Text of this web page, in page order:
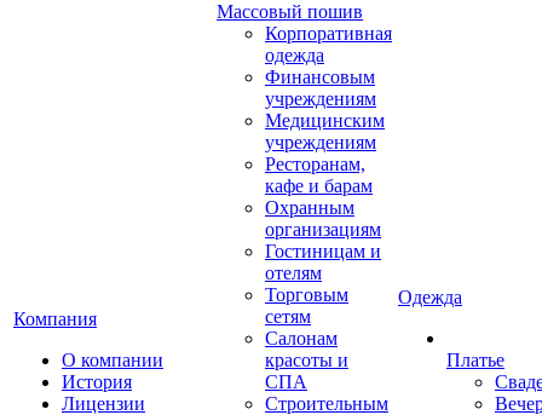
Компания
О компании
История
Лицензии
Массовый пошив
Корпоративная
одежда
Финансовым
учреждениям
Медицинским
учреждениям
Ресторанам,
кафе и барам
Охранным
организациям
Гостиницам и
отелям
Торговым
сетям
Салонам
красоты и
СПА
Строительным
Одежда
Платье